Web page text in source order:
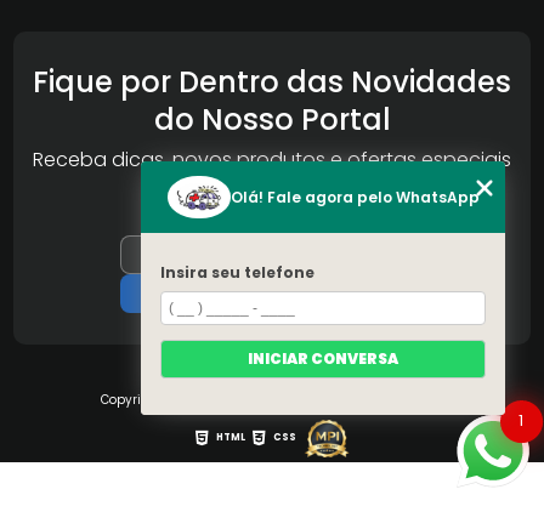
Fique por Dentro das Novidades
do Nosso Portal
Receba dicas, novos produtos e ofertas especiais
da Reconlog
Copyright © S.O.S Pára-brisa. (Lei 9610 de 19/02/1998)
HTML CSS
1
Olá! Fale agora pelo WhatsApp
Insira seu telefone
INICIAR CONVERSA